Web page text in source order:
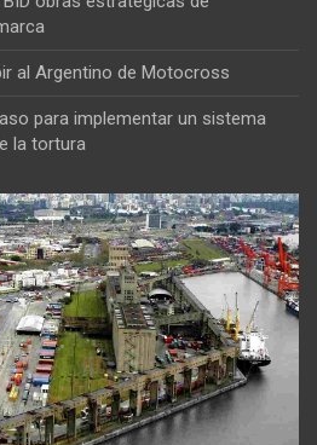
al Argentino de Motocross
para implementar un sistema
la tortura